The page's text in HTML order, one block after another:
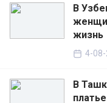
В
жизнь
4-08-
В